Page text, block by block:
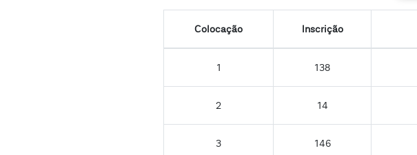
Colocação Inscrição
1 138
2 14
3 146